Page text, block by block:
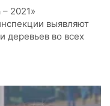
2021»
выявляют
деревьев во всех